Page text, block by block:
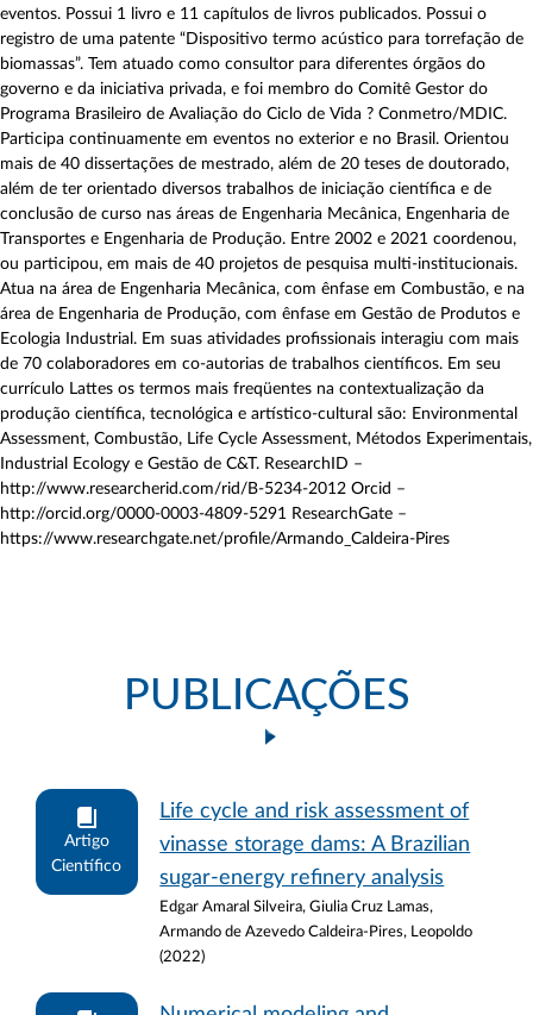
eventos. Possui 1 livro e 11 capítulos de livros publicados. Possui o
registro de uma patente “Dispositivo termo acústico para torrefação de
biomassas”. Tem atuado como consultor para diferentes órgãos do
governo e da iniciativa privada, e foi membro do Comitê Gestor do
Programa Brasileiro de Avaliação do Ciclo de Vida ? Conmetro/MDIC.
Participa continuamente em eventos no exterior e no Brasil. Orientou
mais de 40 dissertações de mestrado, além de 20 teses de doutorado,
além de ter orientado diversos trabalhos de iniciação científica e de
conclusão de curso nas áreas de Engenharia Mecânica, Engenharia de
Transportes e Engenharia de Produção. Entre 2002 e 2021 coordenou,
ou participou, em mais de 40 projetos de pesquisa multi-institucionais.
Atua na área de Engenharia Mecânica, com ênfase em Combustão, e na
área de Engenharia de Produção, com ênfase em Gestão de Produtos e
Ecologia Industrial. Em suas atividades profissionais interagiu com mais
de 70 colaboradores em co-autorias de trabalhos científicos. Em seu
currículo Lattes os termos mais freqüentes na contextualização da
produção científica, tecnológica e artístico-cultural são: Environmental
Assessment, Combustão, Life Cycle Assessment, Métodos Experimentais,
Industrial Ecology e Gestão de C&T. ResearchID –
http://www.researcherid.com/rid/B-5234-2012 Orcid –
http://orcid.org/0000-0003-4809-5291 ResearchGate –
https://www.researchgate.net/profile/Armando_Caldeira-Pires
PUBLICAÇÕES
Artigo
Científico
Life cycle and risk assessment of
vinasse storage dams: A Brazilian
sugar-energy refinery analysis
Edgar Amaral Silveira, Giulia Cruz Lamas,
Armando de Azevedo Caldeira-Pires, Leopoldo
(2022)